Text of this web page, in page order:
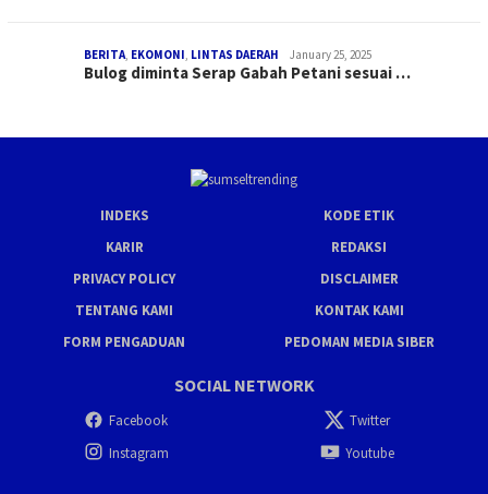
BERITA, EKOMONI, LINTAS DAERAH January 25, 2025
Bulog diminta Serap Gabah Petani sesuai …
INDEKS
KODE ETIK
KARIR
REDAKSI
PRIVACY POLICY
DISCLAIMER
TENTANG KAMI
KONTAK KAMI
FORM PENGADUAN
PEDOMAN MEDIA SIBER
SOCIAL NETWORK
Facebook
Twitter
Instagram
Youtube